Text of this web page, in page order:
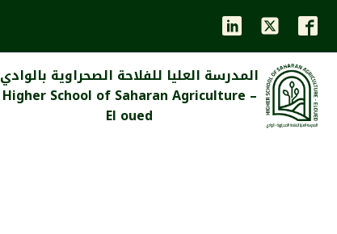
المدرسة العليا للفلاحة الصحراوية بالوادي
Higher School of Saharan Agriculture –
El oued